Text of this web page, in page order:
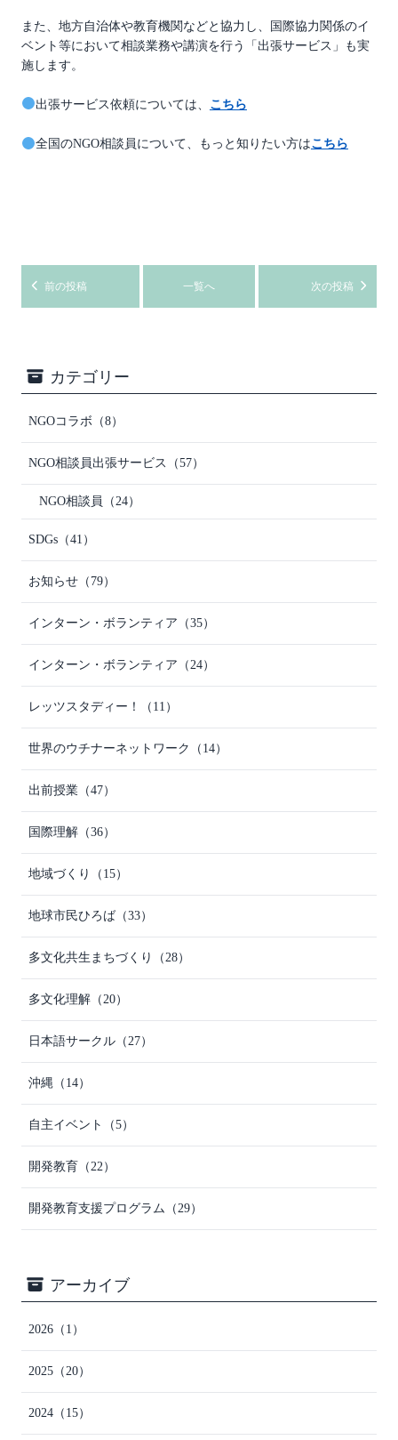
また、地方自治体や教育機関などと協力し、国際協力関係のイ
ベント等において相談業務や講演を行う「出張サービス」も実
施します。
出張サービス依頼については、 こちら
全国のNGO相談員について、もっと知りたい方はこちら
前の投稿 一覧へ 次の投稿
カテゴリー
NGOコラボ （8）
NGO相談員出張サービス （57）
NGO相談員 （24）
SDGs （41）
お知らせ （79）
インターン・ボランティア （35）
インターン・ボランティア （24）
レッツスタディー！ （11）
世界のウチナーネットワーク （14）
出前授業 （47）
国際理解 （36）
地域づくり （15）
地球市民ひろば （33）
多文化共生まちづくり （28）
多文化理解 （20）
日本語サークル （27）
沖縄 （14）
自主イベント （5）
開発教育 （22）
開発教育支援プログラム （29）
アーカイブ
2026 （1）
2025 （20）
2024 （15）